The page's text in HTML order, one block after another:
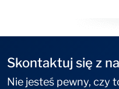
Skontaktuj się z
Nie jesteś pewny, czy